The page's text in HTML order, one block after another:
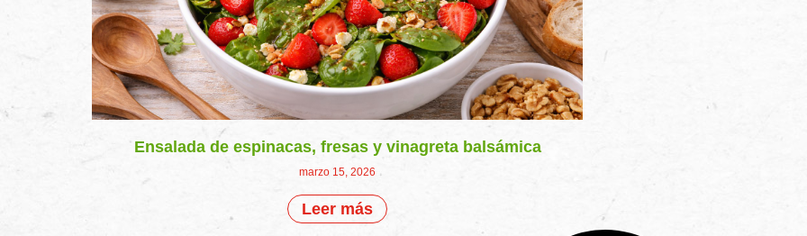
Ensalada de espinacas, fresas y vinagreta balsámica
marzo 15, 2026
Leer más